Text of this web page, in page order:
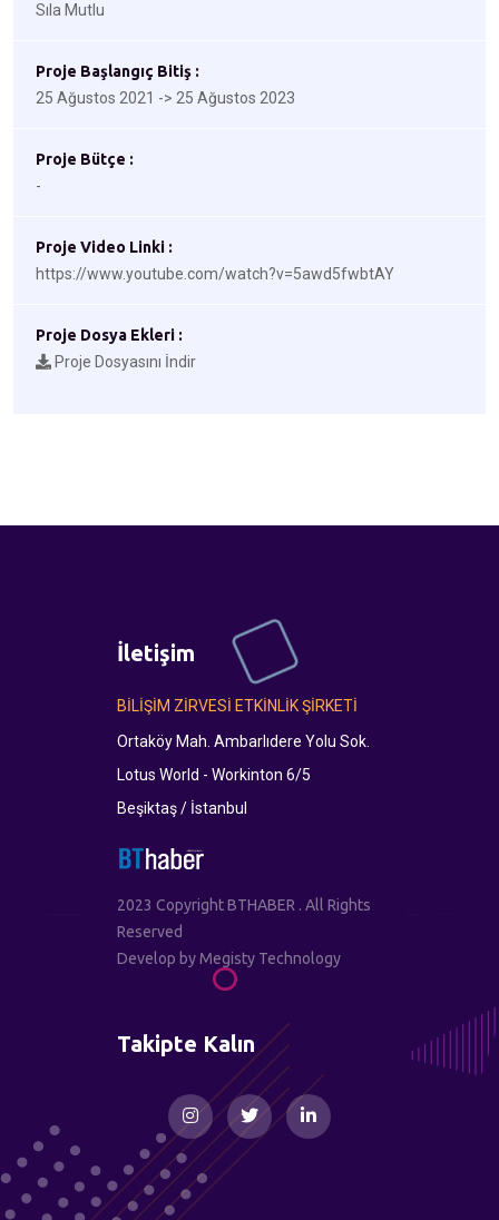
Sıla Mutlu
Proje Başlangıç Bitiş :
25 Ağustos 2021 -> 25 Ağustos 2023
Proje Bütçe :
-
Proje Video Linki :
https://www.youtube.com/watch?v=5awd5fwbtAY
Proje Dosya Ekleri :
Proje Dosyasını İndir
İletişim
BİLİŞİM ZİRVESİ ETKİNLİK ŞİRKETİ
Ortaköy Mah. Ambarlıdere Yolu Sok.
Lotus World - Workinton 6/5
Beşiktaş / İstanbul
2023 Copyright BTHABER . All Rights
Reserved
Develop byMegisty Technology
Takipte Kalın